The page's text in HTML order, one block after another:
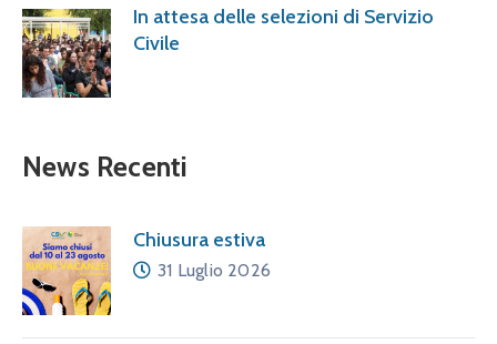
In attesa delle selezioni di Servizio
Civile
News Recenti
Chiusura estiva
31 Luglio 2026